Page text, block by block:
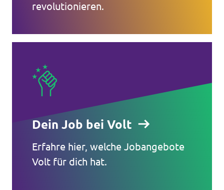
revolutionieren.
Dein Job bei Volt
Erfahre hier, welche Jobangebote
Volt für dich hat.